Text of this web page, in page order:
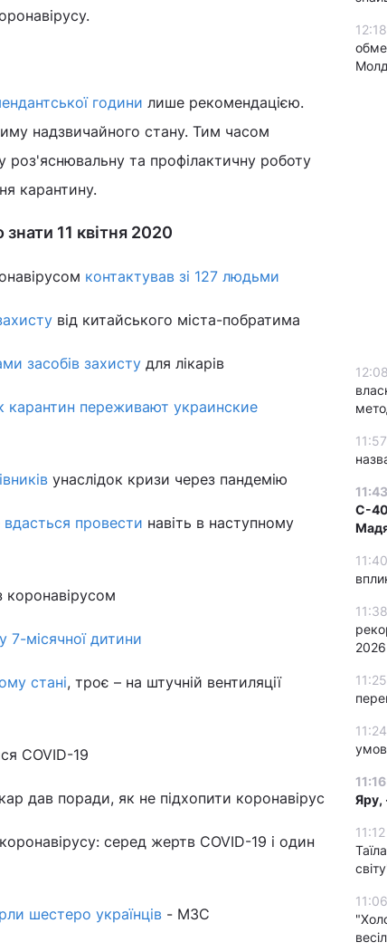
години лише рекомендацією.
надзвичайного стану. Тим часом
та профілактичну роботу
карантину.
знати 11 квітня 2020
контактував зі 127 людьми
від китайського міста-побратима
засобів захисту для лікарів
карантин переживают украинские
унаслідок кризи через пандемію
вдасться провести навіть в наступному
коронавірусом
7-місячної дитини
стані, троє – на штучній вентиляції
COVID-19
дав поради, як не підхопити коронавірус
серед жертв COVID-19 і один
шестеро українців - МЗС
12:18
12:08
11:57
11:43
С-
11:40
11:38
11:25
11:24
11:16
Яру,
11:12
11:06